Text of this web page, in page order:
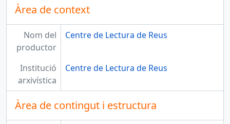
Àrea de context
Nom del
productor
Centre de Lectura de Reus
Institució
arxivística
Centre de Lectura de Reus
Àrea de contingut i estructura